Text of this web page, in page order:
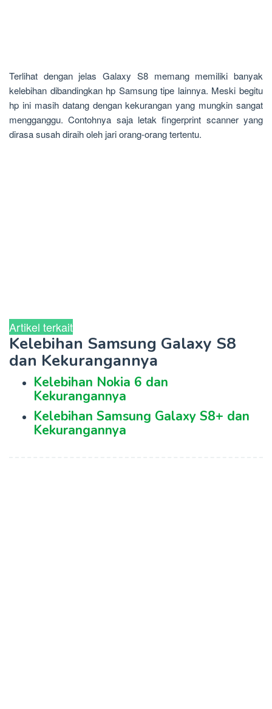
Terlihat dengan jelas Galaxy S8 memang memiliki banyak
kelebihan dibandingkan hp Samsung tipe lainnya. Meski begitu
hp ini masih datang dengan kekurangan yang mungkin sangat
mengganggu. Contohnya saja letak fingerprint scanner yang
dirasa susah diraih oleh jari orang-orang tertentu.
Artikel terkait
Kelebihan Samsung Galaxy S8
dan Kekurangannya
Kelebihan Nokia 6 dan
Kekurangannya
Kelebihan Samsung Galaxy S8+ dan
Kekurangannya